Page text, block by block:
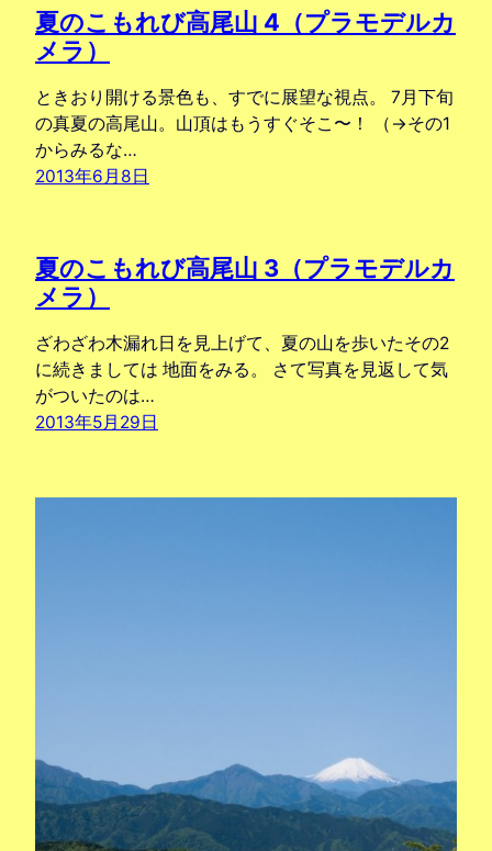
夏のこもれび高尾山 4（プラモデルカ
メラ）
ときおり開ける景色も、すでに展望な視点。 7月下旬
の真夏の高尾山。山頂はもうすぐそこ〜！ （→その1
からみるな…
2013年6月8日
夏のこもれび高尾山 3（プラモデルカ
メラ）
ざわざわ木漏れ日を見上げて、夏の山を歩いたその2
に続きましては 地面をみる。 さて写真を見返して気
がついたのは…
2013年5月29日